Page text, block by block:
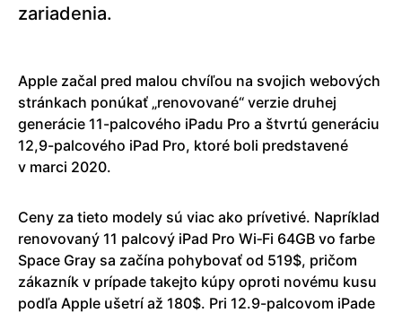
zariadenia.
Apple začal pred malou chvíľou na svojich webových
stránkach ponúkať „renovované“ verzie druhej
generácie 11-palcového iPadu Pro a štvrtú generáciu
12,9-palcového iPad Pro, ktoré boli predstavené
v marci 2020.
Ceny za tieto modely sú viac ako prívetivé. Napríklad
renovovaný 11 palcový iPad Pro Wi‑Fi 64GB vo farbe
Space Gray sa začína pohybovať od 519$, pričom
zákazník v prípade takejto kúpy oproti novému kusu
podľa Apple ušetrí až 180$. Pri 12.9-palcovom iPade